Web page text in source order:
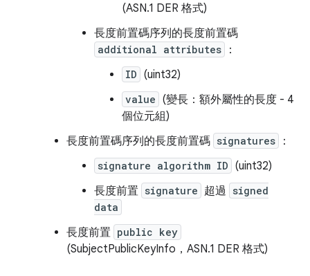
(ASN.1 DER 格式)
長度前置碼序列的長度前置碼
additional attributes ：
ID (uint32)
value (變長：額外屬性的長度 - 4
個位元組)
長度前置碼序列的長度前置碼 signatures ：
signature algorithm ID (uint32)
長度前置 signature 超過 signed
data
長度前置 public key
(SubjectPublicKeyInfo，ASN.1 DER 格式)